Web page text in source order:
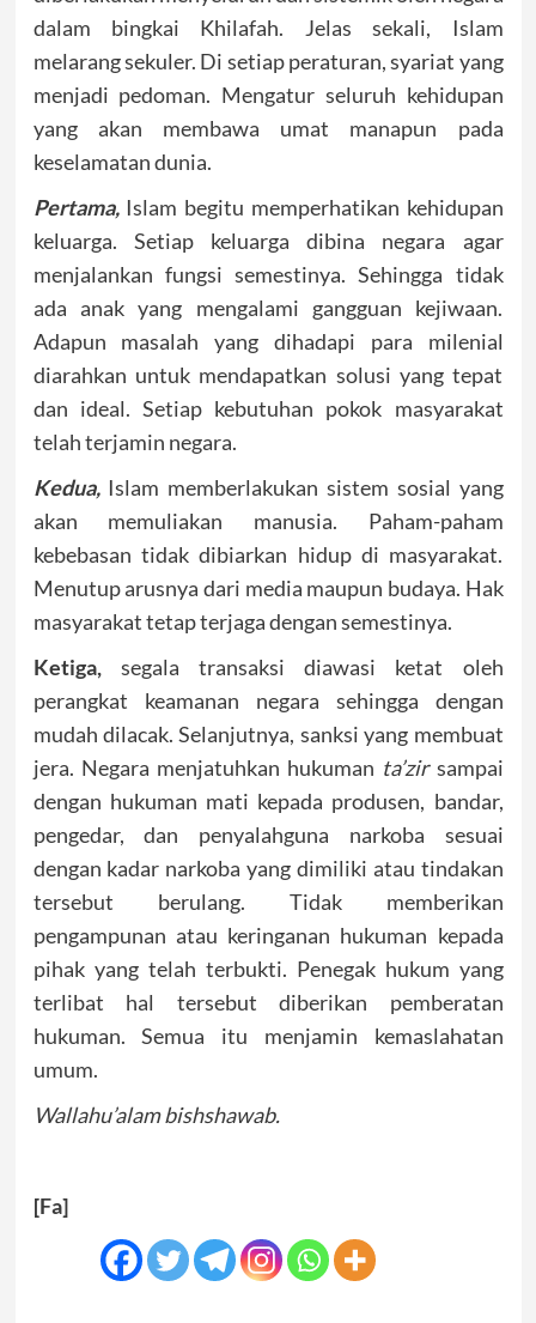
dalam bingkai Khilafah. Jelas sekali, Islam
melarang sekuler. Di setiap peraturan, syariat yang
menjadi pedoman. Mengatur seluruh kehidupan
yang akan membawa umat manapun pada
keselamatan dunia.
Pertama,Islam begitu memperhatikan kehidupan
keluarga. Setiap keluarga dibina negara agar
menjalankan fungsi semestinya. Sehingga tidak
ada anak yang mengalami gangguan kejiwaan.
Adapun masalah yang dihadapi para milenial
diarahkan untuk mendapatkan solusi yang tepat
dan ideal. Setiap kebutuhan pokok masyarakat
telah terjamin negara.
Kedua,Islam memberlakukan sistem sosial yang
akan memuliakan manusia. Paham-paham
kebebasan tidak dibiarkan hidup di masyarakat.
Menutup arusnya dari media maupun budaya. Hak
masyarakat tetap terjaga dengan semestinya.
Ketiga,segala transaksi diawasi ketat oleh
perangkat keamanan negara sehingga dengan
mudah dilacak. Selanjutnya, sanksi yang membuat
jera. Negara menjatuhkan hukuman ta’zirsampai
dengan hukuman mati kepada produsen, bandar,
pengedar, dan penyalahguna narkoba sesuai
dengan kadar narkoba yang dimiliki atau tindakan
tersebut berulang. Tidak memberikan
pengampunan atau keringanan hukuman kepada
pihak yang telah terbukti. Penegak hukum yang
terlibat hal tersebut diberikan pemberatan
hukuman. Semua itu menjamin kemaslahatan
umum.
Wallahu’alam bishshawab.
[Fa]